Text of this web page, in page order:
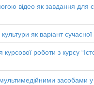
відео як завдання для
як варіант сучасної
роботи з курсу
засобами у